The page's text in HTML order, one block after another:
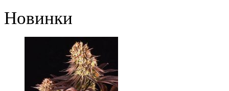
Новинки